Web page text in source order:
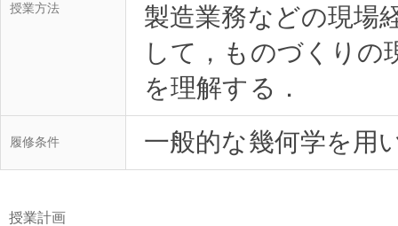
授業方法
製造業務などの現場
して，ものづくりの
履修条件
授業計画